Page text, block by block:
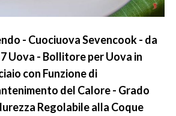
- Cuociuova Sevencook - da
7 Uova - Bollitore per Uova in
con Funzione di
del Calore - Grado
Regolabile alla Coque